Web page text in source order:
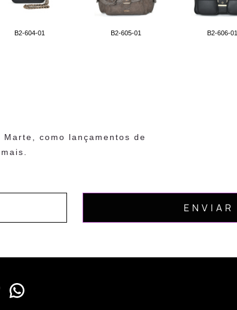
B2-604-01 B2-605-01 B2-606-01
como lançamentos de